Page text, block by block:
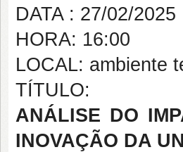
DATA : 27/02/2025
HORA: 16:00
LOCAL: ambiente
TÍTULO:
ANÁLISE DO
INOVAÇÃO DA